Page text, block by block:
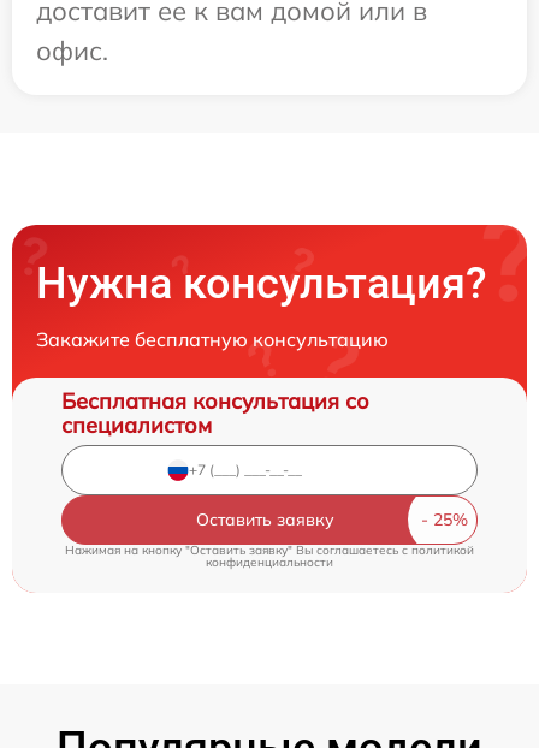
доставит ее к вам домой или в
офис.
Нужна консультация?
Закажите бесплатную консультацию
Бесплатная консультация со
специалистом
Оставить заявку
Нажимая на кнопку "Оставить заявку" Вы соглашаетесь cполитикой
конфиденциальности